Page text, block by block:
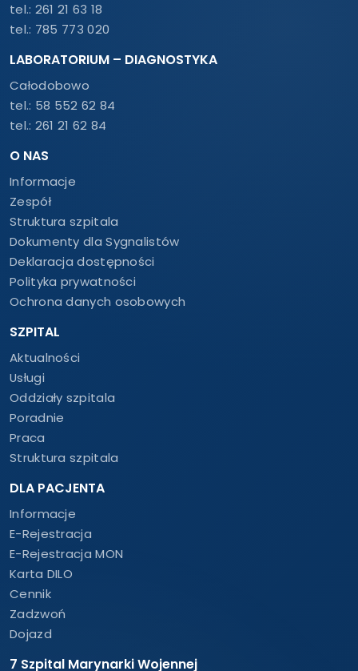
tel.: 261 21 63 18
tel.: 785 773 020
LABORATORIUM – DIAGNOSTYKA
Całodobowo
tel.: 58 552 62 84
tel.: 261 21 62 84
O NAS
Informacje
Zespół
Struktura szpitala
Dokumenty dla Sygnalistów
Deklaracja dostępności
Polityka prywatności
Ochrona danych osobowych
SZPITAL
Aktualności
Usługi
Oddziały szpitala
Poradnie
Praca
Struktura szpitala
DLA PACJENTA
Informacje
E-Rejestracja
E-Rejestracja MON
Karta DILO
Cennik
Zadzwoń
Dojazd
7 Szpital Marynarki Wojennej